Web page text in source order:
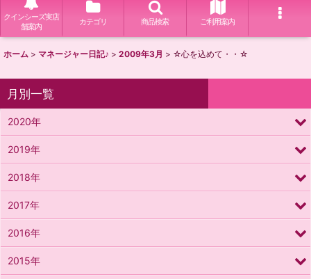
クインシーズ実店
舗案内
カテゴリ 商品検索 ご利用案内
ホーム > マネージャー日記♪ > 2009年3月 > ☆心を込めて・・☆
月別一覧
2020年
2019年
2018年
2017年
2016年
2015年